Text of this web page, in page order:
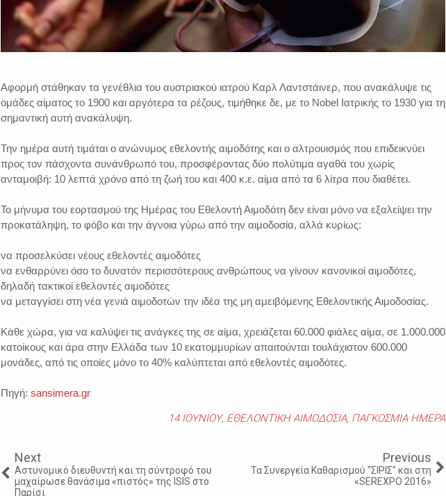
Αφορμή στάθηκαν τα γενέθλια του αυστριακού ιατρού Καρλ Λαντστάινερ, που ανακάλυψε τις
ομάδες αίματος το 1900 και αργότερα τα ρέζους, τιμήθηκε δε, με το Nobel Ιατρικής το 1930 για τη
σημαντική αυτή ανακάλυψη.
Την ημέρα αυτή τιμάται ο ανώνυμος εθελοντής αιμοδότης και ο αλτρουισμός που επιδεικνύει
προς τον πάσχοντα συνάνθρωπό του, προσφέροντας δύο πολύτιμα αγαθά του χωρίς
ανταμοιβή: 10 λεπτά χρόνο από τη ζωή του και 400 κ.ε. αίμα από τα 6 λίτρα που διαθέτει.
Το μήνυμα του εορτασμού της Ημέρας του Εθελοντή Αιμοδότη δεν είναι μόνο να εξαλείψει την
προκατάληψη, το φόβο και την άγνοια γύρω από την αιμοδοσία, αλλά κυρίως:
να προσελκύσει νέους εθελοντές αιμοδότες
να ενθαρρύνει όσο το δυνατόν περισσότερους ανθρώπους να γίνουν κανονικοί αιμοδότες,
δηλαδή τακτικοί εθελοντές αιμοδότες
να μεταγγίσει στη νέα γενιά αιμοδοτών την ιδέα της μη αμειβόμενης Εθελοντικής Αιμοδοσίας.
Κάθε χώρα, για να καλύψει τις ανάγκες της σε αίμα, χρειάζεται 60.000 φιάλες αίμα, σε 1.000.000
κατοίκους και άρα στην Ελλάδα των 10 εκατομμυρίων απαιτούνται τουλάχιστον 600.000
μονάδες, από τις οποίες μόνο το 40% καλύπτεται από εθελοντές αιμοδότες.
Πηγή: sansimera.gr
14 ΙΟΥΝΙΟΥ, ΕΘΕΛΟΝΤΙΚΗ ΑΙΜΟΔΟΣΙΑ, ΠΑΓΚΟΣΜΙΑ ΗΜΕΡΑ
Next
Αστυνομικό διευθυντή και τη σύντροφό του
μαχαίρωσε θανάσιμα «πιστός» της ISIS στο
Παρίσι
Previous
Τα Συνεργεία Καθαρισμού "ΣΙΡΙΣ" και στη
«SEREXPO 2016»